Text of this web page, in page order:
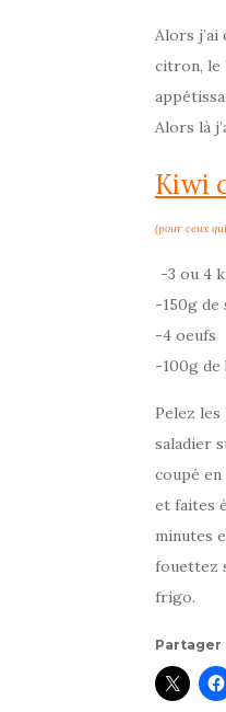
Alors
citron, le
Alors là
Kiwi
(pour ceux
-3 ou 4
-150g de
-4 oeufs
-100g de
Pelez
saladier
coupé en
et faites
minutes
fouettez
frigo.
Partager